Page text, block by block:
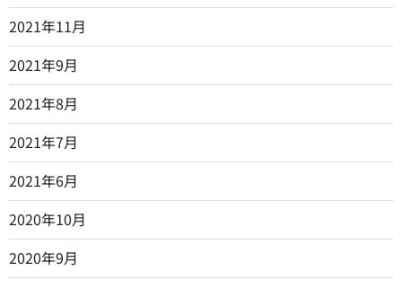
2021年11月
2021年9月
2021年8月
2021年7月
2021年6月
2020年10月
2020年9月